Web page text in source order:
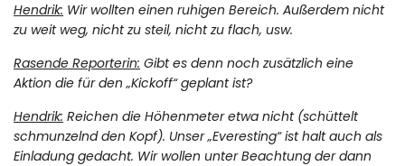
Hendrik: Wir wollten einen ruhigen Bereich. Außerdem nicht
zu weit weg, nicht zu steil, nicht zu flach, usw.
Rasende Reporterin: Gibt es denn noch zusätzlich eine
Aktion die für den „Kickoff“ geplant ist?
Hendrik: Reichen die Höhenmeter etwa nicht (schüttelt
schmunzelnd den Kopf). Unser „Everesting“ ist halt auch als
Einladung gedacht. Wir wollen unter Beachtung der dann